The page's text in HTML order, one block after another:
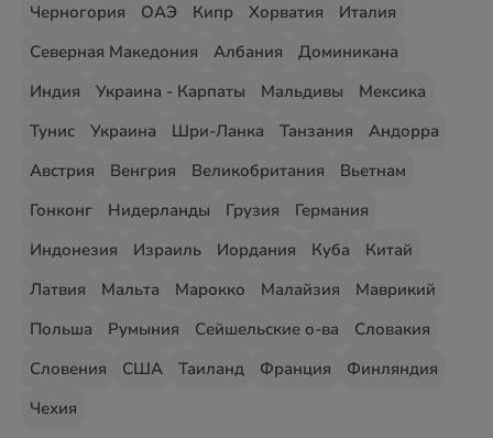
Черногория
ОАЭ Кипр Хорватия
Италия
Северная Македония
Албания
Доминикана
Индия
Украина - Карпаты Мальдивы
Мексика
Тунис
Украина Шри-Ланка Танзания
Андорра
Австрия
Венгрия Великобритания
Вьетнам
Гонконг
Нидерланды Грузия
Германия
Индонезия
Израиль Иордания Куба
Китай
Латвия
Мальта Марокко Малайзия
Маврикий
Польша
Румыния Сейшельские о-ва
Словакия
Словения
США Таиланд Франция
Финляндия
Чехия